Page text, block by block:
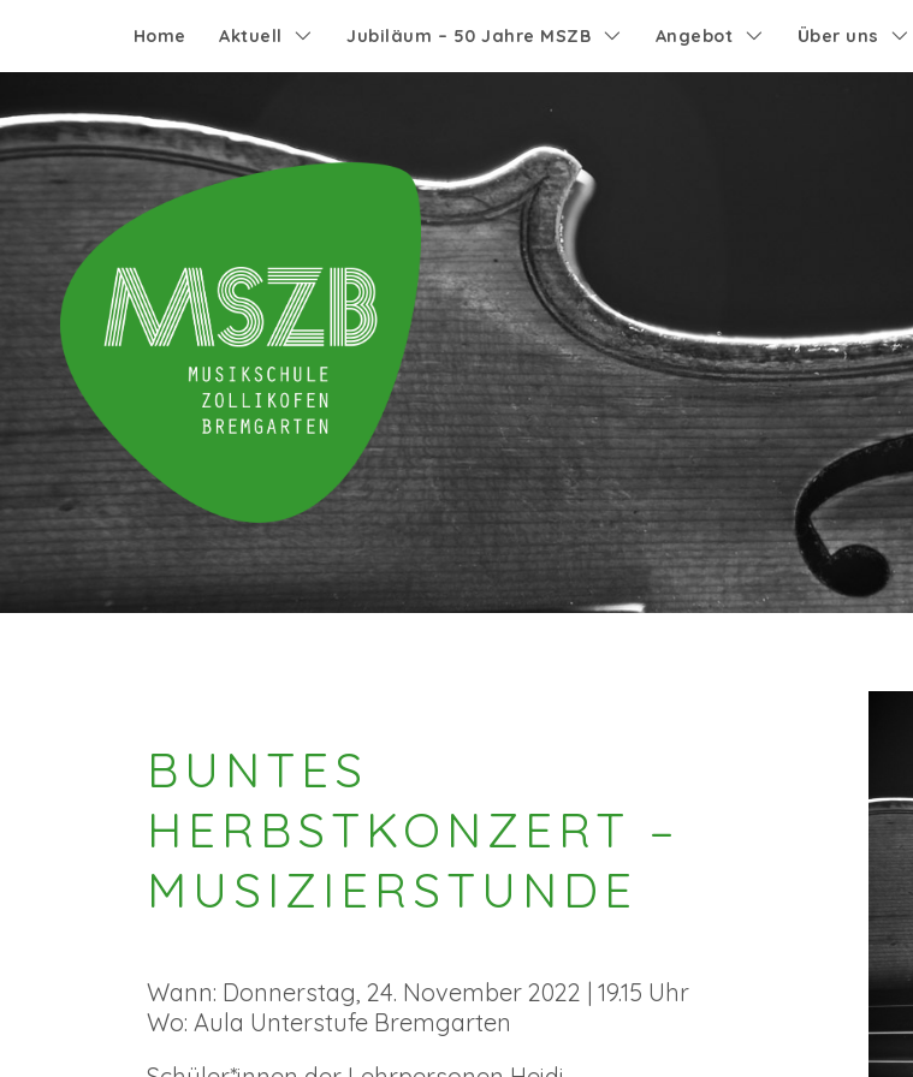
Home Aktuell Jubiläum – 50 Jahre MSZB Angebot Über uns
BUNTES
HERBSTKONZERT –
MUSIZIERSTUNDE
Wann: Donnerstag, 24. November 2022 | 19.15 Uhr
Wo: Aula Unterstufe Bremgarten